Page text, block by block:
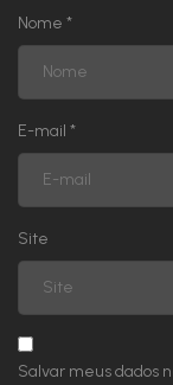
Nome *
E-mail *
Site
Salvar meus dados